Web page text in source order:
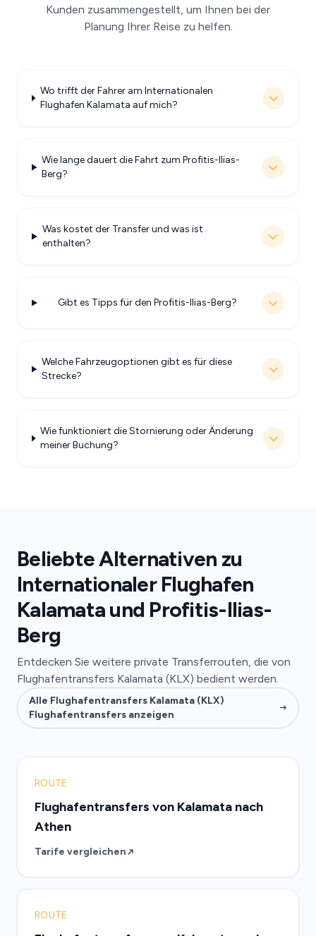
Kunden zusammengestellt, um Ihnen bei der
Planung Ihrer Reise zu helfen.
Wo trifft der Fahrer am Internationalen
Flughafen Kalamata auf mich?
Wie lange dauert die Fahrt zum Profitis-Ilias-
Berg?
Was kostet der Transfer und was ist
enthalten?
Gibt es Tipps für den Profitis-Ilias-Berg?
Welche Fahrzeugoptionen gibt es für diese
Strecke?
Wie funktioniert die Stornierung oder Änderung
meiner Buchung?
Beliebte Alternativen zu
Internationaler Flughafen
Kalamata und Profitis-Ilias-
Berg
Entdecken Sie weitere private Transferrouten, die von
Flughafentransfers Kalamata (KLX) bedient werden.
Alle Flughafentransfers Kalamata (KLX)
Flughafentransfers anzeigen
ROUTE
Flughafentransfers von Kalamata nach
Athen
Tarife vergleichen
ROUTE